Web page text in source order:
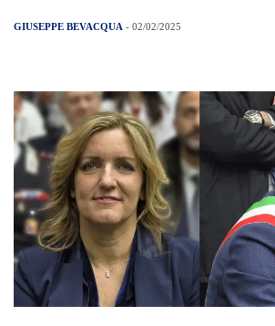
GIUSEPPE BEVACQUA - 02/02/2025